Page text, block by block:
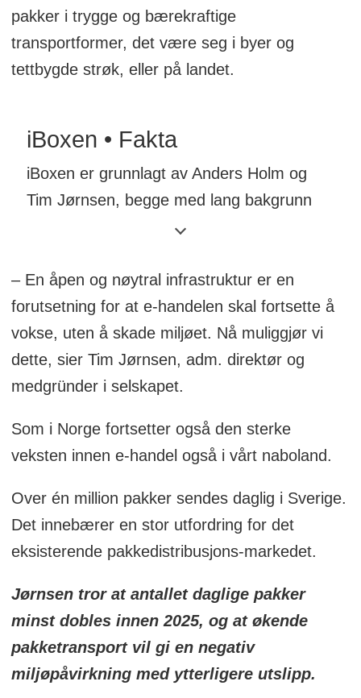
pakker i trygge og bærekraftige
transportformer, det være seg i byer og
tettbygde strøk, eller på landet.
iBoxen • Fakta
iBoxen er grunnlagt av Anders Holm og
Tim Jørnsen, begge med lang bakgrunn
innen svensk og global logistikkdrift,
kommunikasjonsdirektør i Postnord og
mange års erfaring fra kommunikasjon og
PR, e-handelsgründer Paul Källenius og
eiendomsinvestorer Jan Björk og Patrik
Hegbart.
Konsernsjef for iBoxen Infrastuktur
Sverige AB er Tim Jørnsen.
I byer skal ingen ha mer enn 300 meter fra
hjemmet til nærmeste boks. Kassene er
tilgjengelige døgnet rundt og tilbyr en
iBoxens nye infrastruktur gjør det mulig å
håndtere den raske økningen i e-
handelsvarer og sendte pakker, og som
– En åpen og nøytral infrastruktur er en
forutsetning for at e-handelen skal fortsette å
vokse, uten å skade miljøet. Nå muliggjør vi
dette, sier Tim Jørnsen, adm. direktør og
medgründer i selskapet.
Som i Norge fortsetter også den sterke
veksten innen e-handel også i vårt naboland.
Over én million pakker sendes daglig i Sverige.
Det innebærer en stor utfordring for det
eksisterende pakkedistribusjons-markedet.
Jørnsen tror at antallet daglige pakker
minst dobles innen 2025, og at økende
pakketransport vil gi en negativ
miljøpåvirkning med ytterligere utslipp.